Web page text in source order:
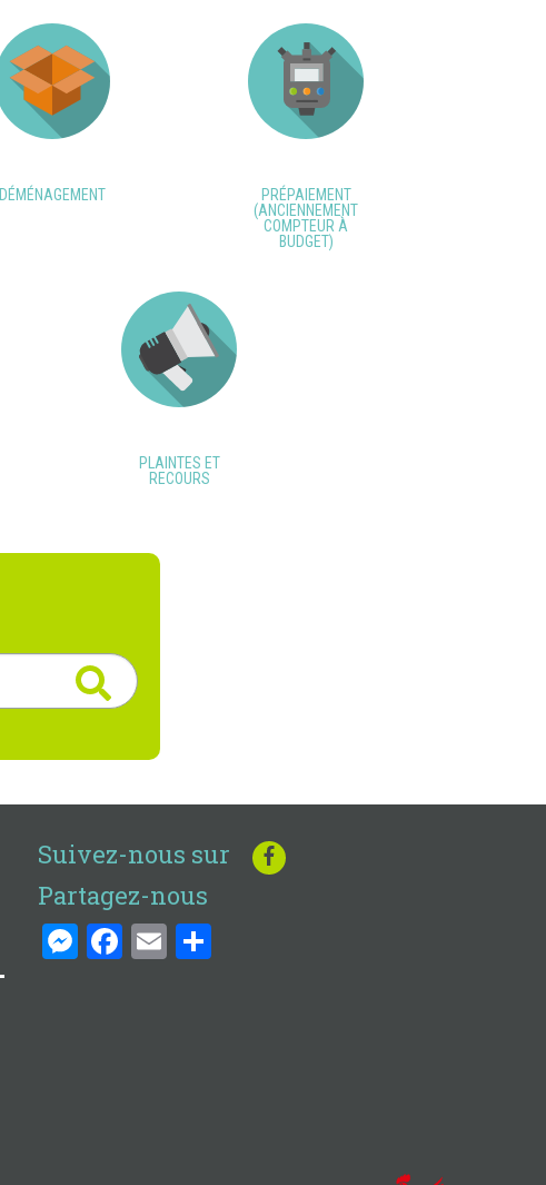
DÉMÉNAGEMENT
PRÉPAIEMENT
(ANCIENNEMENT
COMPTEUR À
BUDGET)
PLAINTES ET
RECOURS
Suivez-nous sur
Partagez-nous
Messenger
Facebook
EmailShare